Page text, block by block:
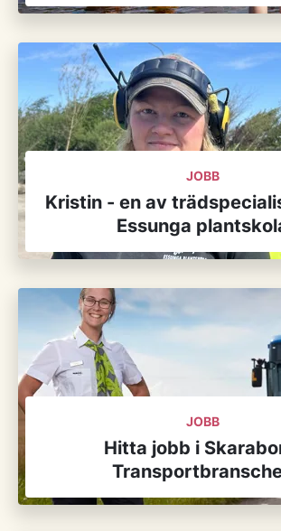
JOBB
Kristin - en av
Essunga
JOBB
Hitta jobb i